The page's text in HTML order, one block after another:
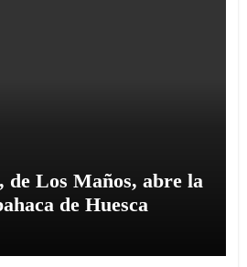
de Los Maños, abre la
de Huesca